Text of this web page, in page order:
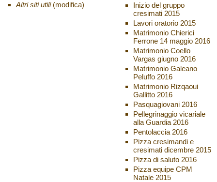
Altri siti utili (modifica)
Inizio del gruppo
cresimati 2015
Lavori oratorio 2015
Matrimonio Chierici
Ferrone 14 maggio 2016
Matrimonio Coello
Vargas giugno 2016
Matrimonio Galeano
Peluffo 2016
Matrimonio Rizqaoui
Gallitto 2016
Pasquagiovani 2016
Pellegrinaggio vicariale
alla Guardia 2016
Pentolaccia 2016
Pizza cresimandi e
cresimati dicembre 2015
Pizza di saluto 2016
Pizza equipe CPM
Natale 2015